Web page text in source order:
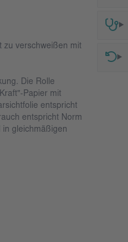
zu verschweißen mit
Die Rolle
Papier mit
entspricht
entspricht Norm
in gleichmäßigen